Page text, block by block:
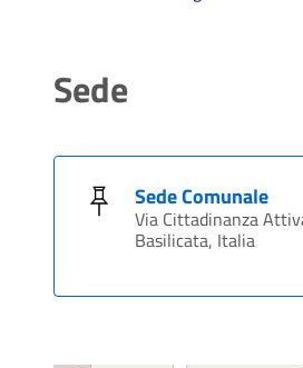
Sede
Sede Comunale
Via Cittadinanza
Basilicata, Italia